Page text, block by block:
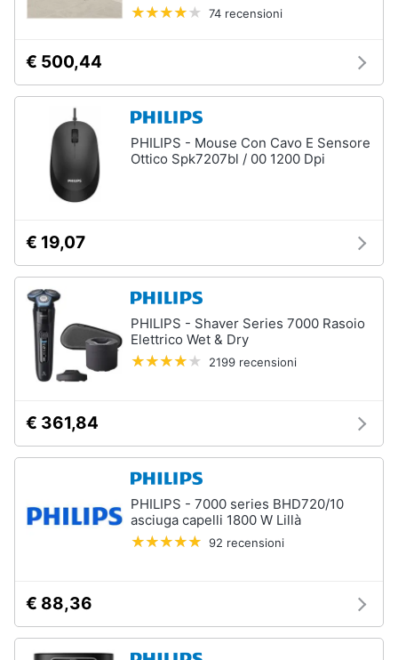
74 recensioni
€ 500,44
PHILIPS - Mouse Con Cavo E Sensore
Ottico Spk7207bl / 00 1200 Dpi
€ 19,07
PHILIPS - Shaver Series 7000 Rasoio
Elettrico Wet & Dry
2199 recensioni
€ 361,84
PHILIPS - 7000 series BHD720/10
asciuga capelli 1800 W Lillà
92 recensioni
€ 88,36